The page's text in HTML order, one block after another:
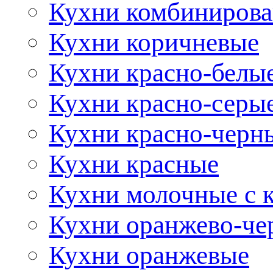
Кухни
Кухни коричневые
Кухни красно-
Кухни красно-
Кухни красно-
Кухни красные
Кухни молочные с
Кухни оранжево-
Кухни оранжевые